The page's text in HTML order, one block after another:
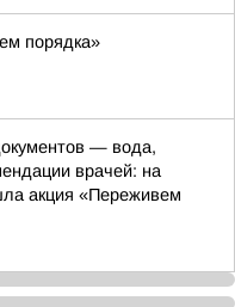
порядка»
— вода,
врачей: на
акция «Переживем